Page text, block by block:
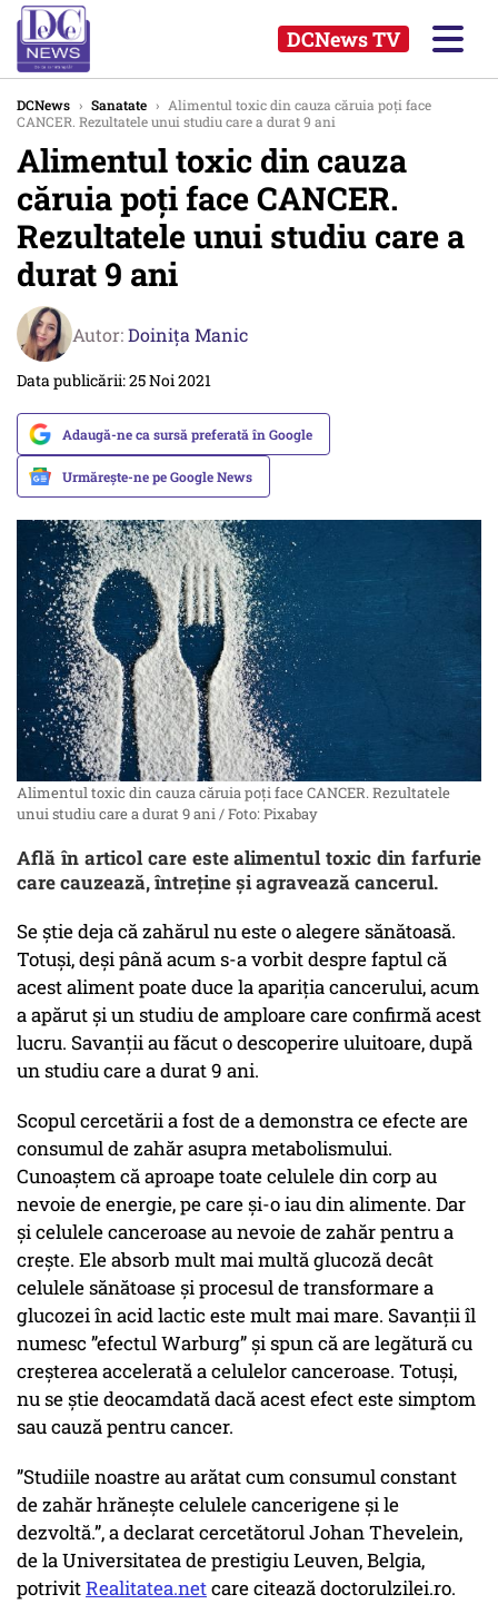
DCNews TV
DCNews › Sanatate › Alimentul toxic din cauza căruia poți face
CANCER. Rezultatele unui studiu care a durat 9 ani
Alimentul toxic din cauza
căruia poți face CANCER.
Rezultatele unui studiu care a
durat 9 ani
Autor:Doinița Manic
Data publicării: 25 Noi 2021
Adaugă-ne ca sursă preferată în Google
Urmărește-ne pe Google News
Alimentul toxic din cauza căruia poți face CANCER. Rezultatele
unui studiu care a durat 9 ani / Foto: Pixabay
Află în articol care este alimentul toxic din farfurie
care cauzează, întreține și agravează cancerul.
Se știe deja că zahărul nu este o alegere sănătoasă.
Totuși, deși până acum s-a vorbit despre faptul că
acest aliment poate duce la apariția cancerului, acum
a apărut și un studiu de amploare care confirmă acest
lucru. Savanții au făcut o descoperire uluitoare, după
un studiu care a durat 9 ani.
Scopul cercetării a fost de a demonstra ce efecte are
consumul de zahăr asupra metabolismului.
Cunoaștem că aproape toate celulele din corp au
nevoie de energie, pe care și-o iau din alimente. Dar
și celulele canceroase au nevoie de zahăr pentru a
crește. Ele absorb mult mai multă glucoză decât
celulele sănătoase și procesul de transformare a
glucozei în acid lactic este mult mai mare. Savanții îl
numesc ”efectul Warburg” și spun că are legătură cu
creșterea accelerată a celulelor canceroase. Totuși,
nu se știe deocamdată dacă acest efect este simptom
sau cauză pentru cancer.
”Studiile noastre au arătat cum consumul constant
de zahăr hrănește celulele cancerigene și le
dezvoltă.”, a declarat cercetătorul Johan Thevelein,
de la Universitatea de prestigiu Leuven, Belgia,
potrivitRealitatea.netcare citează doctorulzilei.ro.